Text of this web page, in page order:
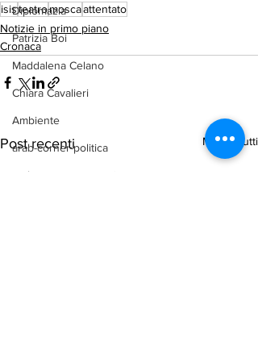
Diplomazia
Patrizia Boi
Maddalena Celano
Chiara Cavalieri
Ambiente
arab-corner-politica
arab-corner-economia
isisteatromoscaattentato
Notizie in primo piano
Cronaca
Post recenti Mostra tutti